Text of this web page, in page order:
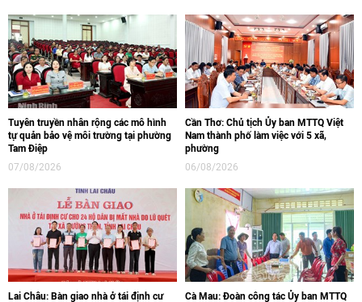
Tuyên truyền nhân rộng các mô hình
tự quản bảo vệ môi trường tại phường
Tam Điệp
07/08/2026
Cần Thơ: Chủ tịch Ủy ban MTTQ Việt
Nam thành phố làm việc với 5 xã,
phường
06/08/2026
Lai Châu: Bàn giao nhà ở tái định cư Cà Mau: Đoàn công tác Ủy ban MTTQ